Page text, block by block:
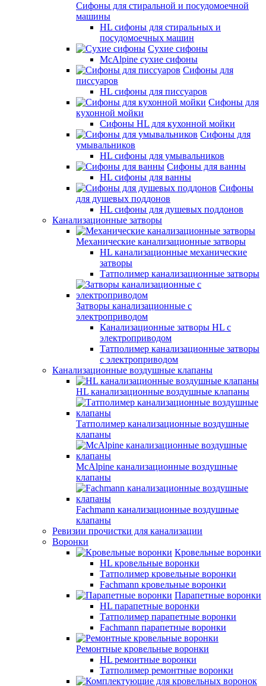
Сифоны для стиральной и посудомоечной
машины
HL сифоны для стиральных и
посудомоечных машин
Сухие сифоны
McAlpine сухие сифоны
Сифоны для
писсуаров
HL сифоны для писсуаров
Сифоны для
кухонной мойки
Сифоны HL для кухонной мойки
Сифоны для
умывальников
HL сифоны для умывальников
Сифоны для ванны
HL сифоны для ванны
Сифоны
для душевых поддонов
HL сифоны для душевых поддонов
Канализационные затворы
Механические канализационные затворы
HL канализационные механические
затворы
Татполимер канализационные затворы
Затворы канализационные с
электроприводом
Канализационные затворы HL с
электроприводом
Татполимер канализационные затворы
с электроприводом
Канализационные воздушные клапаны
HL канализационные воздушные клапаны
Татполимер канализационные воздушные
клапаны
McAlpine канализационные воздушные
клапаны
Fachmann канализационные воздушные
клапаны
Ревизии прочистки для канализации
Воронки
Кровельные воронки
HL кровельные воронки
Татполимер кровельные воронки
Fachmann кровельные воронки
Парапетные воронки
HL парапетные воронки
Татполимер парапетные воронки
Fachmann парапетные воронки
Ремонтные кровельные воронки
HL ремонтные воронки
Татполимер ремонтные воронки